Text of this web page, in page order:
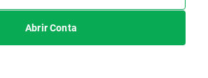
Abrir Conta